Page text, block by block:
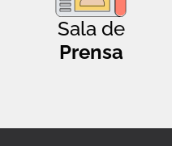
Sala de
Prensa